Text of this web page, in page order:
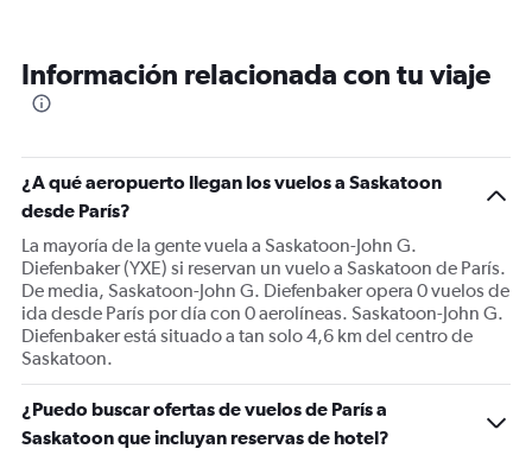
categories.
The
Y
axis
displaying
values.
Range:
0
to
1800.
Información relacionada con tu viaje
¿A qué aeropuerto llegan los vuelos a Saskatoon
desde París?
La mayoría de la gente vuela a Saskatoon-John G.
Diefenbaker (YXE) si reservan un vuelo a Saskatoon de París.
De media, Saskatoon-John G. Diefenbaker opera 0 vuelos de
ida desde París por día con 0 aerolíneas. Saskatoon-John G.
Diefenbaker está situado a tan solo 4,6 km del centro de
Saskatoon.
¿Puedo buscar ofertas de vuelos de París a
Saskatoon que incluyan reservas de hotel?